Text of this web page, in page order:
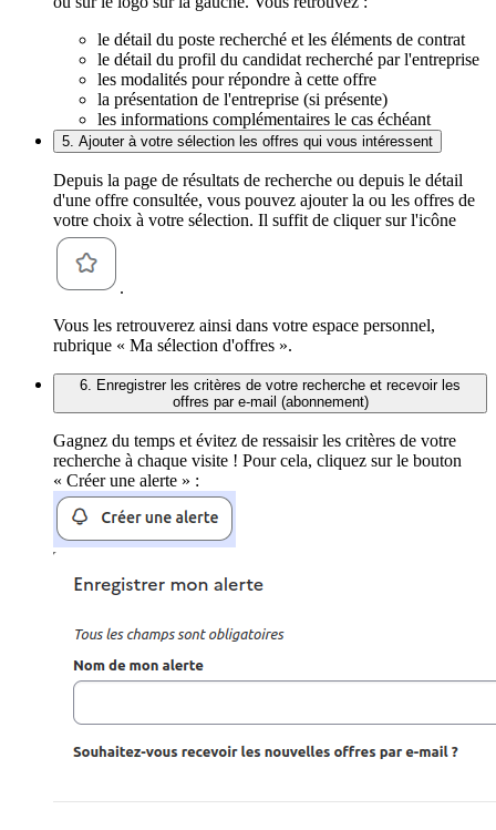
le détail du poste recherché et les éléments de contrat
le détail du profil du candidat recherché par l'entreprise
les modalités pour répondre à cette offre
la présentation de l'entreprise (si présente)
les informations complémentaires le cas échéant
5. Ajouter à votre sélection les offres qui vous intéressent
Depuis la page de résultats de recherche ou depuis le détail
d'une offre consultée, vous pouvez ajouter la ou les offres de
votre choix à votre sélection. Il suffit de cliquer sur l'icône
.
Vous les retrouverez ainsi dans votre espace personnel,
rubrique « Ma sélection d'offres ».
6. Enregistrer les critères de votre recherche et recevoir les
offres par e-mail (abonnement)
Gagnez du temps et évitez de ressaisir les critères de votre
recherche à chaque visite ! Pour cela, cliquez sur le bouton
« Créer une alerte » :